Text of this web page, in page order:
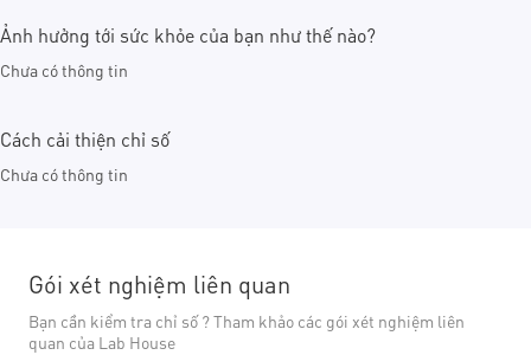
Ảnh hưởng tới sức khỏe của bạn như thế nào?
Chưa có thông tin
Cách cải thiện chỉ số
Chưa có thông tin
Gói xét nghiệm liên quan
Bạn cần kiểm tra chỉ số ? Tham khảo các gói xét nghiệm liên
quan của Lab House